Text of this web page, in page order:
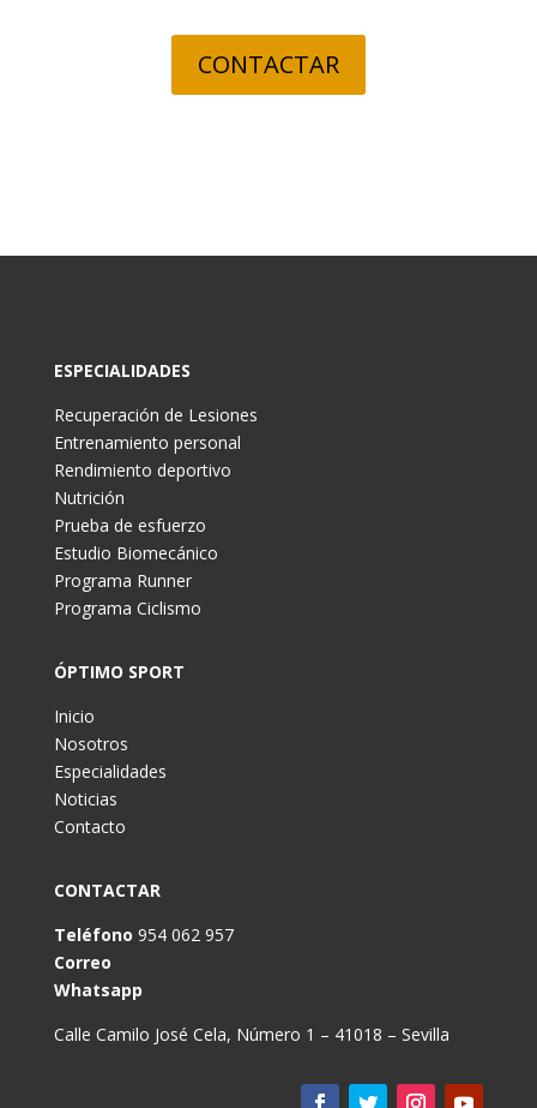
CONTACTAR
ESPECIALIDADES
Recuperación de Lesiones
Entrenamiento personal
Rendimiento deportivo
Nutrición
Prueba de esfuerzo
Estudio Biomecánico
Programa Runner
Programa Ciclismo
ÓPTIMO SPORT
Inicio
Nosotros
Especialidades
Noticias
Contacto
CONTACTAR
Teléfono 954 062 957
Correo
Whatsapp
Calle Camilo José Cela, Número 1 – 41018 – Sevilla